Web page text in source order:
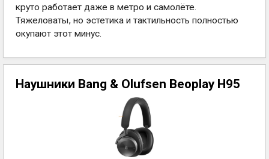
круто работает даже в метро и самолёте.
Тяжеловаты, но эстетика и тактильность полностью
окупают этот минус.
Наушники Bang & Olufsen Beoplay H95